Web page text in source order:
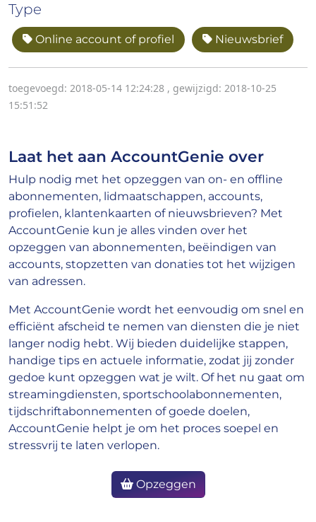
Type
Online account of profiel Nieuwsbrief
toegevoegd: 2018-05-14 12:24:28 , gewijzigd: 2018-10-25
15:51:52
Laat het aan AccountGenie over
Hulp nodig met het opzeggen van on- en offline
abonnementen, lidmaatschappen, accounts,
profielen, klantenkaarten of nieuwsbrieven? Met
AccountGenie kun je alles vinden over het
opzeggen van abonnementen, beëindigen van
accounts, stopzetten van donaties tot het wijzigen
van adressen.
Met AccountGenie wordt het eenvoudig om snel en
efficiënt afscheid te nemen van diensten die je niet
langer nodig hebt. Wij bieden duidelijke stappen,
handige tips en actuele informatie, zodat jij zonder
gedoe kunt opzeggen wat je wilt. Of het nu gaat om
streamingdiensten, sportschoolabonnementen,
tijdschriftabonnementen of goede doelen,
AccountGenie helpt je om het proces soepel en
stressvrij te laten verlopen.
Opzeggen